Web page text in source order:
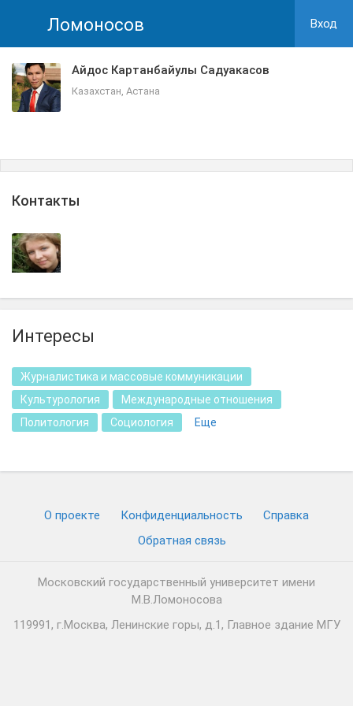
Ломоносов Вход
Айдос Картанбайулы Садуакасов
Казахстан, Астана
Контакты
Интересы
Журналистика и массовые коммуникации
Культурология
Международные отношения
Политология
Социология Еще
О проекте Конфиденциальность
Cправка
Обратная связь
Московский государственный университет имени
М.В.Ломоносова
119991, г.Москва, Ленинские горы, д.1, Главное здание МГУ